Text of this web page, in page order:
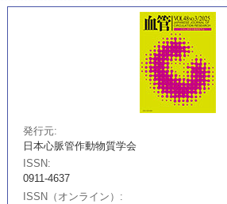
発行元
日本心脈管作動物質学会
ISSN
0911-4637
ISSN（オンライン）